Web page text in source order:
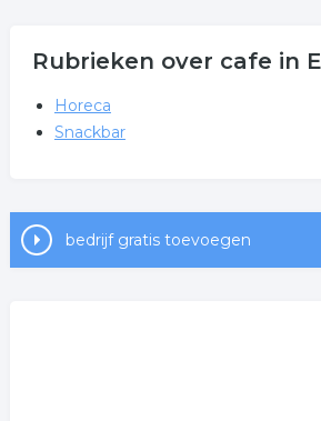
Rubrieken over cafe in
Horeca
Snackbar
bedrijf gratis toevoegen